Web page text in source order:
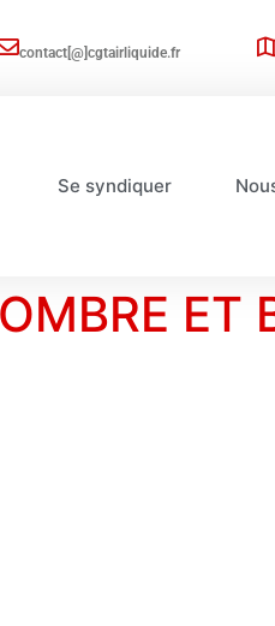
contact[@]cgtairliquide.fr
Se syndiquer
ET